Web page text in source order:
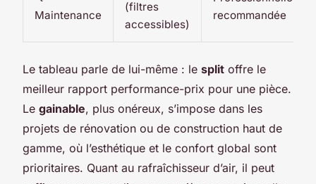
Maintenance
(filtres
accessibles)
recommandée
Le tableau parle de lui-même : le split offre le
meilleur rapport performance-prix pour une pièce.
Le gainable, plus onéreux, s’impose dans les
projets de rénovation ou de construction haut de
gamme, où l’esthétique et le confort global sont
prioritaires. Quant au rafraîchisseur d’air, il peut